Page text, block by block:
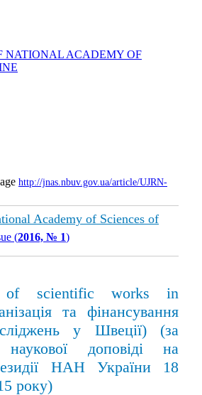
NATIONAL ACADEMY OF
http://jnas.nbuv.gov.ua/article/UJRN-
Academy of Sciences of
(2016, № 1)
of scientific works in
та фінансування
у Швеції) (за
наукової доповіді на
НАН України 18
року)